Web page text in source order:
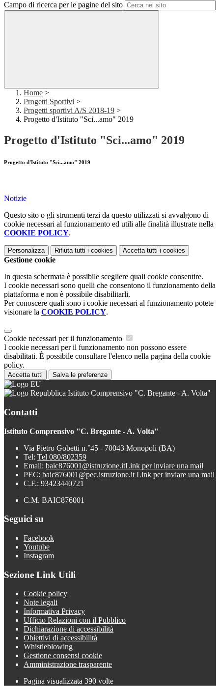
Campo di ricerca per le pagine del sito
Home >
Progetti Sportivi >
Progetti sportivi A/S 2018-19 >
Progetto d'Istituto "Sci...amo" 2019
Progetto d'Istituto "Sci...amo" 2019
Progetto d'Istituto "Sci...amo" 2019
Notizie
Questo sito o gli strumenti terzi da questo utilizzati si avvalgono di
cookie necessari al funzionamento ed utili alle finalità illustrate nella
COOKIE POLICY.
Personalizza Rifiuta tutti i cookies Accetta tutti i cookies
Gestione cookie
In questa schermata è possibile scegliere quali cookie consentire.
I cookie necessari sono quelli che consentono il funzionamento della
piattaforma e non è possibile disabilitarli.
Per conoscere quali sono i cookie necessari al funzionamento potete
visionare la COOKIE POLICY.
Cookie necessari per il funzionamento
I cookie necessari per il funzionamento non possono essere
disabilitati. È possibile consultare l'elenco nella pagina della cookie
policy.
Accetta tutti Salva le preferenze
Istituto Comprensivo "C. Bregante - A. Volta"
Contatti
Istituto Comprensivo "C. Bregante - A. Volta"
Via Pietro Gobetti n.°45 - 70043 Monopoli (BA)
Tel: Tel 080/802359
Email: baic876001@istruzione.itLink per inviare una mail
PEC: baic876001@pec.istruzione.it Link per inviare una mail
C.F.: 93423440721
C.M. BAIC876001
Seguici su
Facebook
Youtube
Instagram
Sezione Link Utili
Cookie policy
Note legali
Informativa Privacy
Ufficio Relazioni con il Pubblico
Dichiarazione di accessibilità
Obiettivi di accessibilità
Whistleblowing
Gestione consensi cookie
Amministrazione trasparente
Pagina visualizzata 390 volte